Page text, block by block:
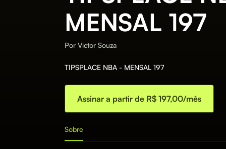
MENSAL 197
Por Victor Souza
TIPSPLACE NBA - MENSAL 197
Assinar a partir de R$ 197,00/mês
Sobre